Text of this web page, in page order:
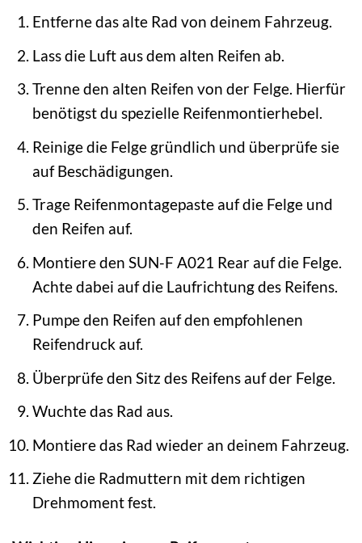
Entferne das alte Rad von deinem Fahrzeug.
Lass die Luft aus dem alten Reifen ab.
Trenne den alten Reifen von der Felge. Hierfür
benötigst du spezielle Reifenmontierhebel.
Reinige die Felge gründlich und überprüfe sie
auf Beschädigungen.
Trage Reifenmontagepaste auf die Felge und
den Reifen auf.
Montiere den SUN-F A021 Rear auf die Felge.
Achte dabei auf die Laufrichtung des Reifens.
Pumpe den Reifen auf den empfohlenen
Reifendruck auf.
Überprüfe den Sitz des Reifens auf der Felge.
Wuchte das Rad aus.
Montiere das Rad wieder an deinem Fahrzeug.
Ziehe die Radmuttern mit dem richtigen
Drehmoment fest.